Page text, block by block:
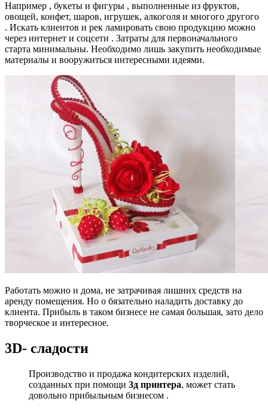
Например , букеты и фигуры , выполненные из фруктов,
овощей, конфет, шаров, игрушек, алкоголя и многого другого
. Искать клиентов и рек ламировать свою продукцию можно
через интернет и соцсети . Затраты для первоначального
старта минимальны. Необходимо лишь закупить необходимые
материалы и вооружиться интересными идеями.
Работать можно и дома, не затрачивая лишних средств на
аренду помещения. Но о бязательно наладить доставку до
клиента. Прибыль в таком бизнесе не самая большая, зато дело
творческое и интересное.
3D- сладости
Производство и продажа кондитерских изделий,
созданных при помощи 3д принтера, может стать
довольно прибыльным бизнесом .